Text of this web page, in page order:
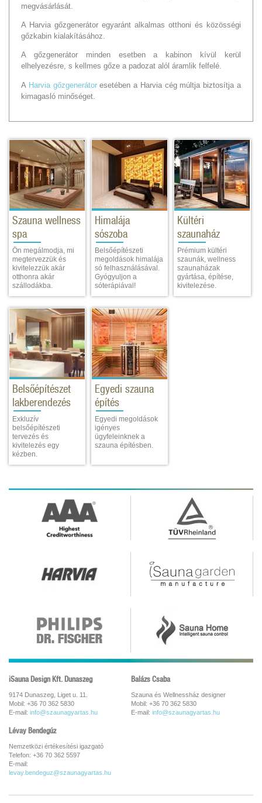
megvásárlását.
A Harvia gőzgenerátor egyaránt alkalmas otthoni és közösségi
gőzkabin kialakításához.
A gőzgenerátor minden esetben a kabinon kívül kerül
elhelyezésre, s kellmes gőze a padozat alól áramlik felfelé.
A Harvia gőzgenerátoresetében a Harvia cég múltja biztosítja a
kimagasló minőséget.
Szauna wellness
spa
Ön megálmodja, mi
megtervezzük és
kivitelezzük akár
otthonra akár
szállodákba.
Himalája
sószoba
Belsőépítészeti
megoldások himalája
só felhasználásával.
Gyógyuljon a
sóterápiával!
Kültéri
szaunaház
Prémium kültéri
szaunák, wellness
szaunaházak
gyártása, építése,
kivitelezése.
Belsőépítészet
lakberendezés
Exkluzív
belsőépítészeti
tervezés és
kivitelezés egy
kézben.
Egyedi szauna
építés
Egyedi megoldások
igényes
ügyfeleinknek a
szauna építésben.
iSauna Design Kft. Dunaszeg
9174 Dunaszeg, Liget u. 11.
Mobil: +36 70 362 5830
E-mail: info@szaunagyartas.hu
Balázs Csaba
Szauna és Wellnessház designer
Mobil: +36 70 362 5830
E-mail: info@szaunagyartas.hu
Lévay Bendegúz
Nemzetközi értékesítési igazgató
Telefon: +36 70 362 5597
E-mail:
levay.bendeguz@szaunagyartas.hu